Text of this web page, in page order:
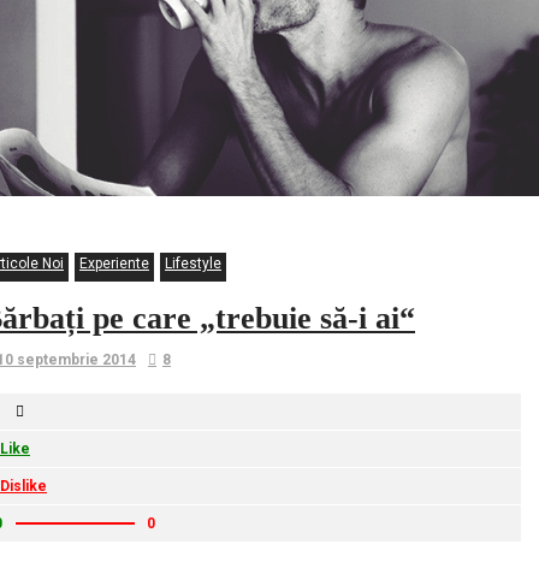
Noi Experiente Lifestyle
pe care „trebuie să-i ai“
septembrie 2014 8
Like
Dislike
0